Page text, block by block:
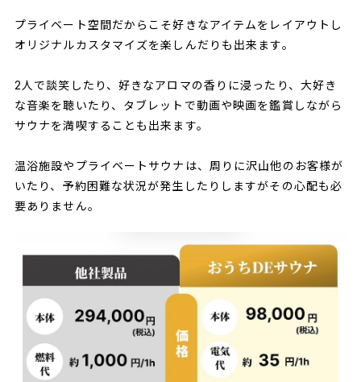
プライベート空間だからこそ好きなアイテムをレイアウトし
オリジナルカスタマイズを楽しんだりも出来ます。
2人で談笑したり、好きなアロマの香りに浸ったり、大好き
な音楽を聴いたり、タブレットで動画や映画を鑑賞しながら
サウナを満喫することも出来ます。
温浴施設やプライベートサウナは、周りに沢山他のお客様が
いたり、予約困難な状況が発生したりしますがその心配も必
要ありません。